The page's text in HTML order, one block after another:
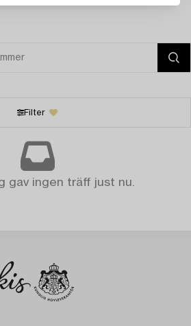
Filter
gav ingen träff just nu.